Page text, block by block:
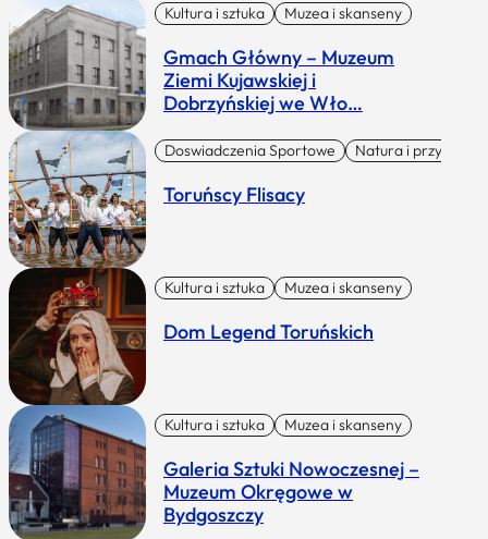
Kultura i sztuka Muzea i skanseny
Gmach Główny – Muzeum
Ziemi Kujawskiej i
Dobrzyńskiej we Wło…
Doswiadczenia Sportowe Natura i przygoda
Toruńscy Flisacy
Kultura i sztuka Muzea i skanseny
Dom Legend Toruńskich
Kultura i sztuka Muzea i skanseny
Galeria Sztuki Nowoczesnej –
Muzeum Okręgowe w
Bydgoszczy